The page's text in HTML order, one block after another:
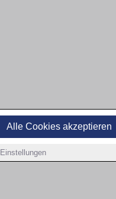
Alle Cookies akzeptieren
Einstellungen